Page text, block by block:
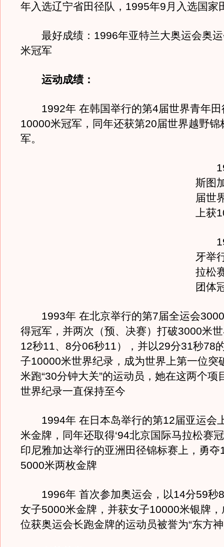
年入选辽宁省田径队，1995年9月入选国家
最好成绩：1996年亚特兰大奥运会奥运
米冠军
运动成绩：
1992年 在韩国举行的第4届世界青年田
10000米冠军，同年还获第20届世界越野锦
军。
斯图
届世
上获
牙举
拉松
团体
1993年 在北京举行的第7届全运会
得冠军，并两次（预、决赛）打破3000米
12秒11、8分06秒11），并以29分31秒78
子10000米世界纪录，成为世界上第一位突
米跑“30分钟大关”的运动员，她在这两个项
世界纪录一直保持至今
1994年 在日本岛举行的第12届亚运会
米金牌，同年还取得‘94北京国际马拉松赛
印尼雅加达举行的亚洲田径锦标赛上，勇夺
5000米两枚金牌
1996年 首次参加奥运会，以14分59秒
女子5000米金牌，并获女子10000米银牌
位获奥运会长跑金牌的运动员被誉为“东方神